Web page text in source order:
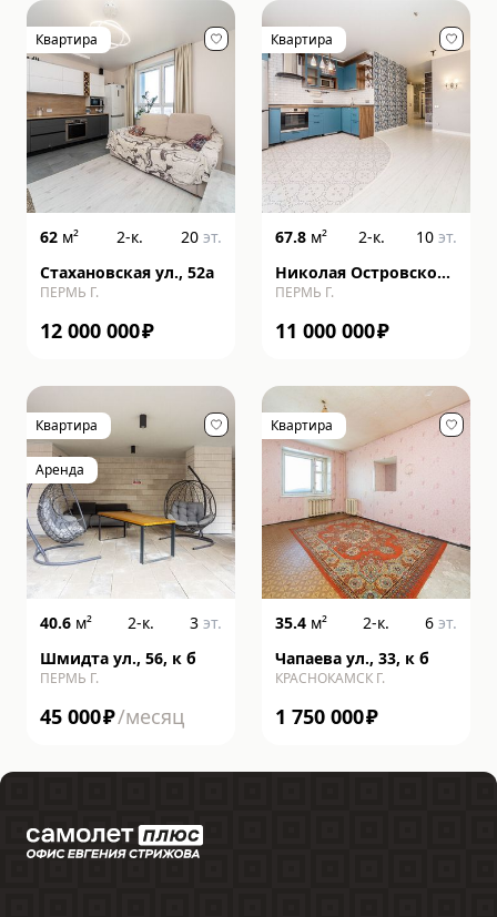
Квартира
62 м² 2-к. 20 эт.
Стахановская ул., 52а
ПЕРМЬ Г.
12 000 000₽
Квартира
67.8 м² 2-к. 10 эт.
Николая Островского
ул., 93, к б
ПЕРМЬ Г.
11 000 000₽
Квартира
Аренда
40.6 м² 2-к. 3 эт.
Шмидта ул., 56, к б
ПЕРМЬ Г.
45 000₽/месяц
Квартира
35.4 м² 2-к. 6 эт.
Чапаева ул., 33, к б
КРАСНОКАМСК Г.
1 750 000₽